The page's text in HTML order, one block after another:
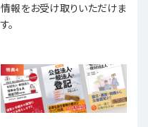
情報をお受け取りいただけま
す。